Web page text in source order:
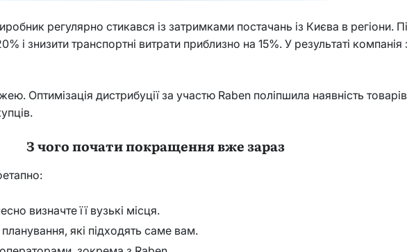
регулярно стикався із затримками постачань із Києва в регіони.
і знизити транспортні витрати приблизно на 15%. У результаті компанія
Оптимізація дистрибуції за участю Raben поліпшила наявність
З чого почати покращення вже зараз
визначте її вузькі місця.
планування, які підходять саме вам.